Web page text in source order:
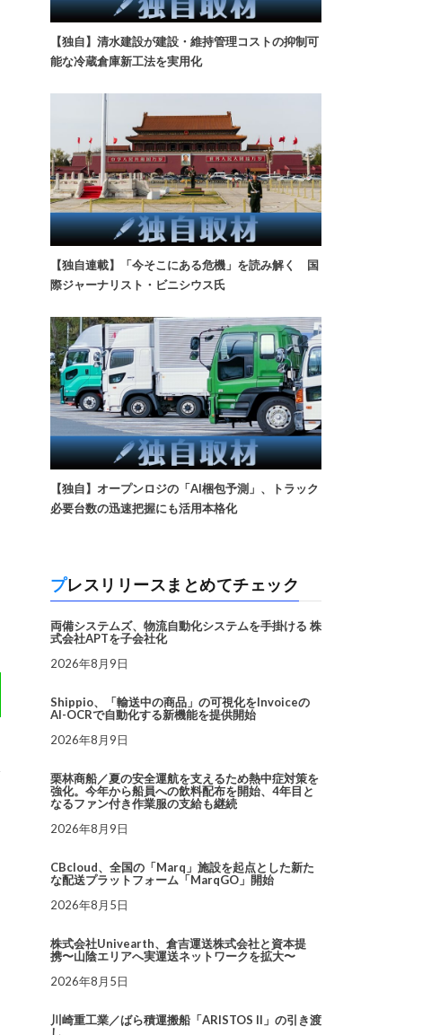
【独自】清水建設が建設・維持管理コストの抑制可
能な冷蔵倉庫新工法を実用化
【独自連載】「今そこにある危機」を読み解く 国
際ジャーナリスト・ビニシウス氏
【独自】オープンロジの「AI梱包予測」、トラック
必要台数の迅速把握にも活用本格化
プレスリリースまとめてチェック
両備システムズ、物流自動化システムを手掛ける 株
式会社APTを子会社化
2026年8月9日
Shippio、「輸送中の商品」の可視化をInvoiceの
AI-OCRで自動化する新機能を提供開始
2026年8月9日
栗林商船／夏の安全運航を支えるため熱中症対策を
強化。今年から船員への飲料配布を開始、4年目と
なるファン付き作業服の支給も継続
2026年8月9日
CBcloud、全国の「Marq」施設を起点とした新た
な配送プラットフォーム「MarqGO」開始
2026年8月5日
株式会社Univearth、倉吉運送株式会社と資本提
携〜山陰エリアへ実運送ネットワークを拡大〜
2026年8月5日
川崎重工業／ばら積運搬船「ARISTOS II」の引き渡
し